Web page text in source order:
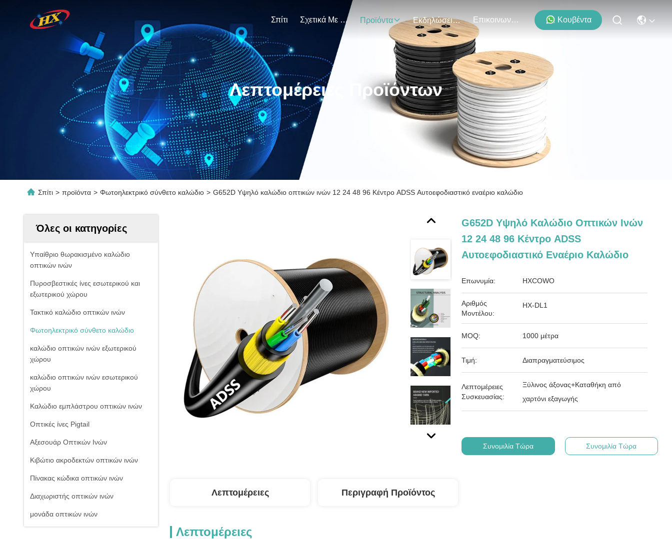
Σπίτι Σχετικά Με Εμάς Προϊόντα Εκδηλώσεις Επικοινωνήστε Μαζί Μας Κουβέντα
Λεπτομέρειες Προϊόντων
Σπίτι > προϊόντα > Φωτοηλεκτρικό σύνθετο καλώδιο > G652D Υψηλό καλώδιο οπτικών ινών 12 24 48 96 Κέντρο ADSS Αυτοεφοδιαστικό εναέριο καλώδιο
Όλες οι κατηγορίες
Υπαίθριο θωρακισμένο καλώδιο
οπτικών ινών
Πυροσβεστικές ίνες εσωτερικού και
εξωτερικού χώρου
Τακτικό καλώδιο οπτικών ινών
Φωτοηλεκτρικό σύνθετο καλώδιο
καλώδιο οπτικών ινών εξωτερικού
χώρου
καλώδιο οπτικών ινών εσωτερικού
χώρου
Καλώδιο εμπλάστρου οπτικών ινών
Οπτικές ίνες Pigtail
Αξεσουάρ Οπτικών Ινών
Κιβώτιο ακροδεκτών οπτικών ινών
Πίνακας κώδικα οπτικών ινών
Διαχωριστής οπτικών ινών
μονάδα οπτικών ινών
G652D Υψηλό Καλώδιο Οπτικών Ινών
12 24 48 96 Κέντρο ADSS
Αυτοεφοδιαστικό Εναέριο Καλώδιο
Επωνυμία: HXCOWO
Αριθμός
Μοντέλου:
HX-DL1
MOQ: 1000 μέτρα
Τιμή: Διαπραγματεύσιμος
Λεπτομέρειες
Συσκευασίας:
Ξύλινος άξονας+Καταθήκη από
χαρτόνι εξαγωγής
Συνομιλία Τώρα Συνομιλία Τώρα
Λεπτομέρειες Περιγραφή Προϊόντος
Λεπτομέρειες